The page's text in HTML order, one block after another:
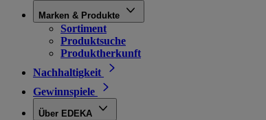
Marken & Produkte
Sortiment
Produktsuche
Produktherkunft
Nachhaltigkeit
Gewinnspiele
Über EDEKA